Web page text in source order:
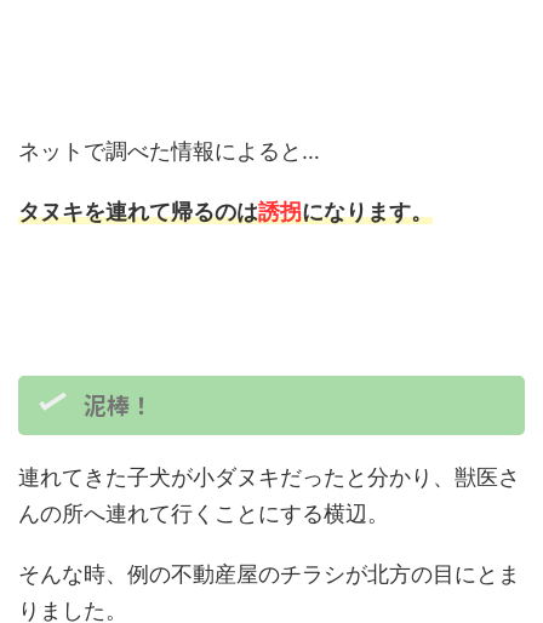
ネットで調べた情報によると…
タヌキを連れて帰るのは誘拐になります。
泥棒！
連れてきた子犬が小ダヌキだったと分かり、獣医さ
んの所へ連れて行くことにする横辺。
そんな時、例の不動産屋のチラシが北方の目にとま
りました。